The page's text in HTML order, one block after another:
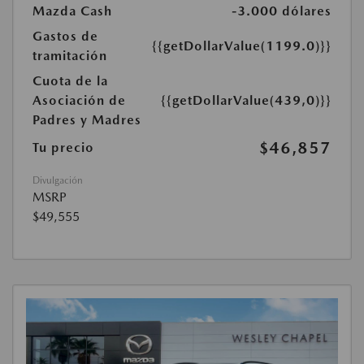
Mazda Cash
-3.000 dólares
Gastos de
tramitación
{{getDollarValue(1199.0)}}
Cuota de la
Asociación de
Padres y Madres
{{getDollarValue(439,0)}}
Tu precio $46,857
Divulgación
MSRP
$49,555